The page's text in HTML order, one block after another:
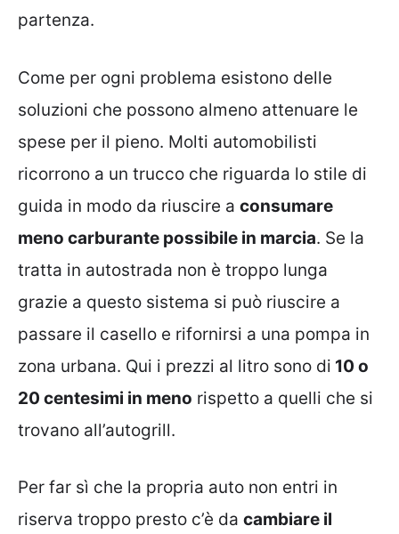
partenza.
Come per ogni problema esistono delle
soluzioni che possono almeno attenuare le
spese per il pieno. Molti automobilisti
ricorrono a un trucco che riguarda lo stile di
guida in modo da riuscire a consumare
meno carburante possibile in marcia. Se la
tratta in autostrada non è troppo lunga
grazie a questo sistema si può riuscire a
passare il casello e rifornirsi a una pompa in
zona urbana. Qui i prezzi al litro sono di 10 o
20 centesimi in meno rispetto a quelli che si
trovano all’autogrill.
Per far sì che la propria auto non entri in
riserva troppo presto c’è da cambiare il